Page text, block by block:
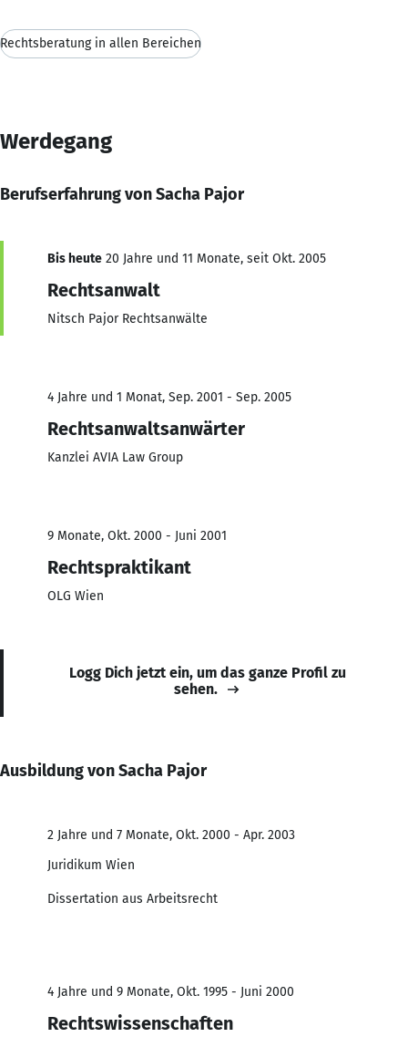
Rechtsberatung in allen Bereichen
Werdegang
Berufserfahrung von Sacha Pajor
Bis heute 20 Jahre und 11 Monate, seit Okt. 2005
Rechtsanwalt
Nitsch Pajor Rechtsanwälte
4 Jahre und 1 Monat, Sep. 2001 - Sep. 2005
Rechtsanwaltsanwärter
Kanzlei AVIA Law Group
9 Monate, Okt. 2000 - Juni 2001
Rechtspraktikant
OLG Wien
Logg Dich jetzt ein, um das ganze Profil zu
sehen.
Ausbildung von Sacha Pajor
2 Jahre und 7 Monate, Okt. 2000 - Apr. 2003
Juridikum Wien
Dissertation aus Arbeitsrecht
4 Jahre und 9 Monate, Okt. 1995 - Juni 2000
Rechtswissenschaften